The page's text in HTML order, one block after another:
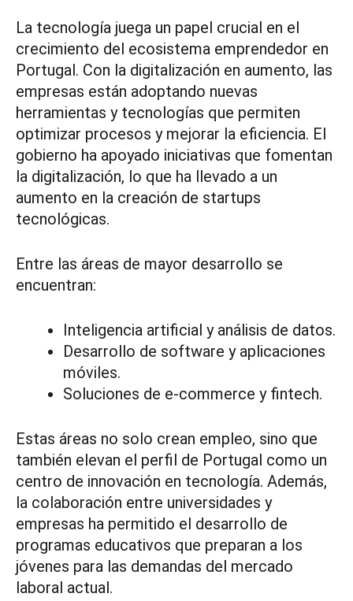
La tecnología juega un papel crucial en el
crecimiento del ecosistema emprendedor en
Portugal. Con la digitalización en aumento, las
empresas están adoptando nuevas
herramientas y tecnologías que permiten
optimizar procesos y mejorar la eficiencia. El
gobierno ha apoyado iniciativas que fomentan
la digitalización, lo que ha llevado a un
aumento en la creación de startups
tecnológicas.
Entre las áreas de mayor desarrollo se
encuentran:
Inteligencia artificial y análisis de datos.
Desarrollo de software y aplicaciones
móviles.
Soluciones de e-commerce y fintech.
Estas áreas no solo crean empleo, sino que
también elevan el perfil de Portugal como un
centro de innovación en tecnología. Además,
la colaboración entre universidades y
empresas ha permitido el desarrollo de
programas educativos que preparan a los
jóvenes para las demandas del mercado
laboral actual.